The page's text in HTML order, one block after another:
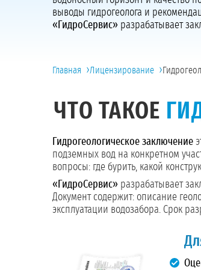
выводы гидрогеолога и
«ГидроСервис» разрабатывает
Главная ›Лицензирование ›
ЧТО ТАКОЕ
Гидрогеологическое заключение
подземных вод на конкретном
вопросы: где бурить, какой
«ГидроСервис» разрабатывает
Документ содержит: описание
эксплуатации водозабора. Срок